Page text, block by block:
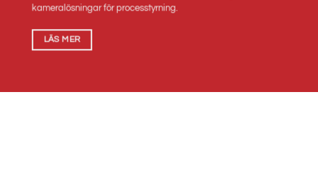
kameralösningar för processtyrning.
LÄS MER